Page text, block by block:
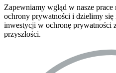
Zapewniamy wgląd w nasze
ochrony prywatności i dzielimy się
inwestycji w ochronę prywatności
przyszłości.